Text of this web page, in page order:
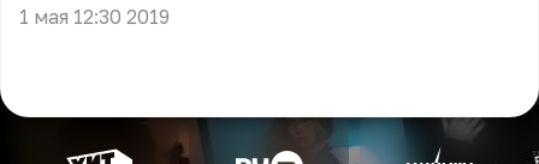
1 мая 12:30 2019